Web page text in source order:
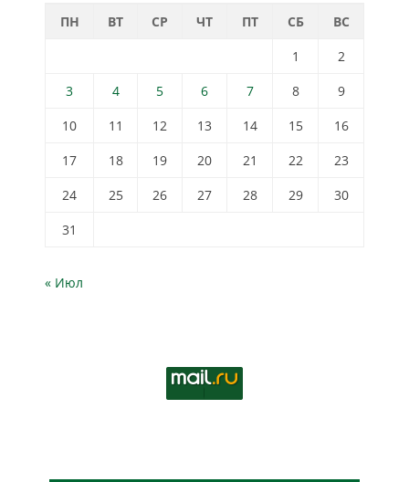
ПН ВТ СР ЧТ ПТ СБ
ВС
1
2
3
4 5 6 7 8
9
10
11 12 13 14 15
16
17
18 19 20 21 22
23
24
25 26 27 28 29
30
31
« Июл